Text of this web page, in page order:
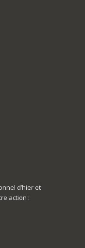
d’hier et
action :